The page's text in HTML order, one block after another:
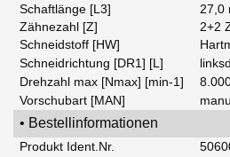
Schaftlänge [L3]
27,0
Zähnezahl [Z]
2+2
Schneidstoff [HW]
Schneidrichtung [DR1] [L]
Drehzahl max [Nmax] [min-1]
Vorschubart [MAN]
• Bestellinformationen
Produkt Ident.Nr.